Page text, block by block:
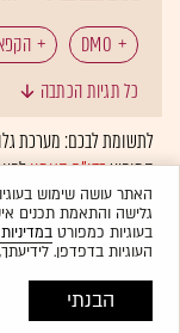
DMO
כל תגיות הכתבה
לתשומת לבכם: מערכת
המופיעבדו"ח האמון
בלתי הולם אחר מסוננים
גלישה והתאמת תכנים
בעוגיות כמפורט
העוגיות בדפדפן.
הבנתי